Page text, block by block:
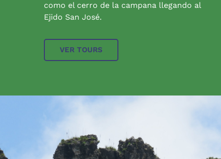
como el cerro de la campana llegando al
Ejido San José.
VER TOURS